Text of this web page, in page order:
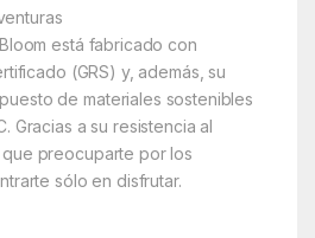
está fabricado con
(GRS) y, además, su
de materiales sostenibles
Gracias a su resistencia al
preocuparte por los
sólo en disfrutar.